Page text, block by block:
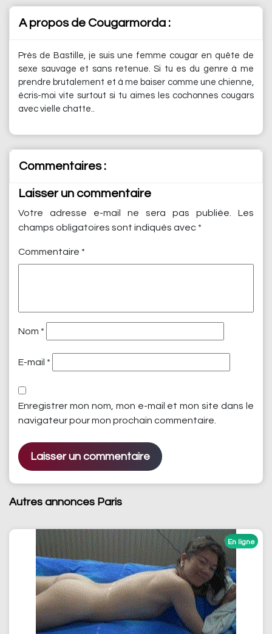
A propos de Cougarmorda :
Près de Bastille, je suis une femme cougar en quête de
sexe sauvage et sans retenue. Si tu es du genre à me
prendre brutalement et à me baiser comme une chienne,
écris-moi vite surtout si tu aimes les cochonnes cougars
avec vielle chatte..
Commentaires :
Laisser un commentaire
Votre adresse e-mail ne sera pas publiée.
Les
champs obligatoires sont indiqués avec *
Commentaire *
Nom *
E-mail *
Enregistrer mon nom, mon e-mail et mon site dans le
navigateur pour mon prochain commentaire.
Autres annonces Paris